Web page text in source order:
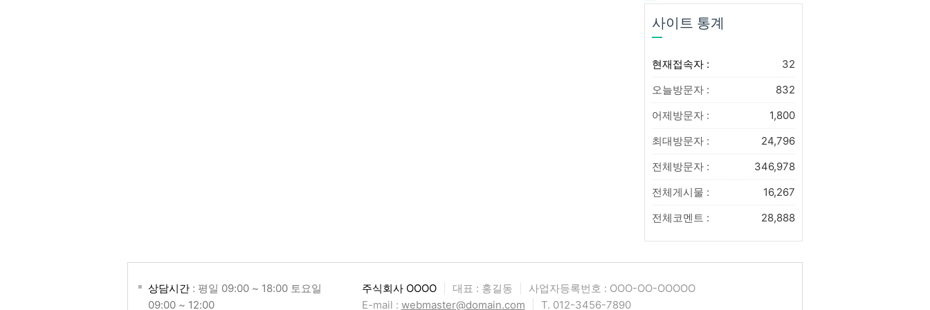
사이트 통계
현재접속자 :
32
오늘방문자 :
832
어제방문자 :
1,800
최대방문자 :
24,796
전체방문자 :
346,978
전체게시물 :
16,267
전체코멘트 :
28,888
상담시간 : 평일 09:00 ~ 18:00 토요일
09:00 ~ 12:00
주식회사 OOOO 대표 : 홍길동
사업자등록번호 : OOO-OO-OOOOO
E-mail : webmaster@domain.com T. 012-3456-7890